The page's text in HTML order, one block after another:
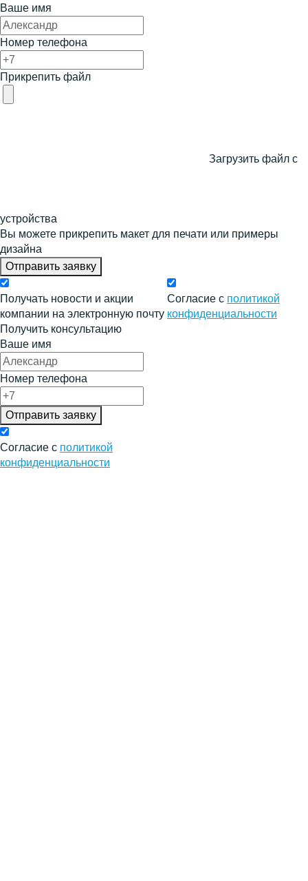
Ваше имя
Номер телефона
Прикрепить файл
Загрузить файл с
устройства
Вы можете прикрепить макет для печати или примеры
дизайна
Отправить заявку
Получать новости и акции
компании на электронную почту
Согласие с политикой
конфиденциальности
Получить консультацию
Ваше имя
Номер телефона
Отправить заявку
Согласие с политикой
конфиденциальности